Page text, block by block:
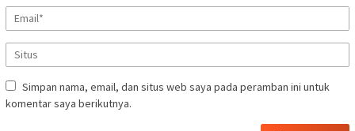
Simpan nama, email, dan situs web saya pada peramban ini untuk
komentar saya berikutnya.